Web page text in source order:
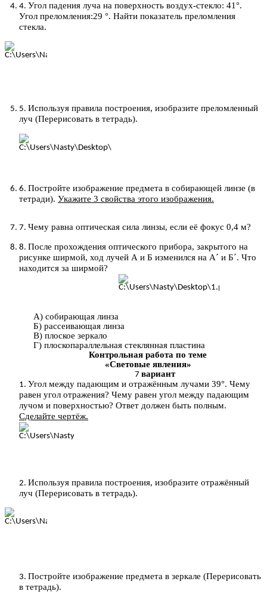
Угол падения луча на поверхность воздух-стекло: 41°.
Угол преломления:29 °. Найти показатель преломления
стекла.
Используя правила построения, изобразите преломленный
луч (Перерисовать в тетрадь).
Постройте изображение предмета в собирающей линзе (в
тетради). Укажите 3 свойства этого изображения.
Чему равна оптическая сила линзы, если её фокус 0,4 м?
После прохождения оптического прибора, закрытого на
рисунке ширмой, ход лучей А и Б изменился на А´ и Б´. Что
находится за ширмой?
А) собирающая линза
Б) рассеивающая линза
В) плоское зеркало
Г) плоскопараллельная стеклянная пластина
Контрольная работа по теме
«Световые явления»
вариант
Угол между падающим и отражённым лучами 39°. Чему
равен угол отражения? Чему равен угол между падающим
лучом и поверхностью? Ответ должен быть полным.
Сделайте чертёж.
Используя правила построения, изобразите отражённый
луч (Перерисовать в тетрадь).
Постройте изображение предмета в зеркале (Перерисовать
в тетрадь).